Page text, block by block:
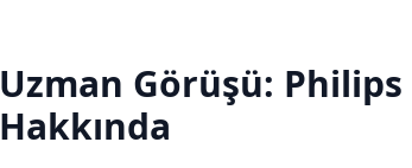
Uzman Görüşü: Philips
Hakkında